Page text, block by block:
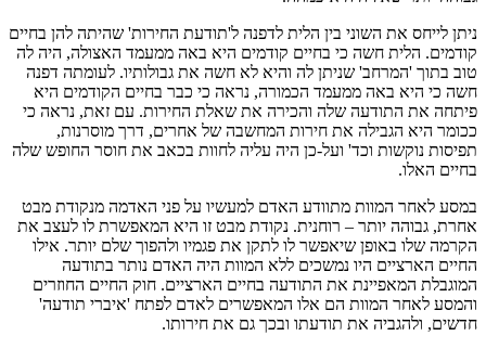
ניתן לייחס את השוני בין הלית לדפנה ל'תודעת החירות' שהיתה להן בחיים
קודמים. הלית חשה כי בחיים קודמים היא באה ממעמד האצולה, היה לה
טוב בתוך 'המרחב' שניתן לה והיא לא חשה את גבולותיו. לעומתה דפנה
חשה כי היא באה ממעמד הכמורה, נראה כי כבר בחיים הקודמים היא
פיתחה את התודעה שלה והכירה את שאלת החירות. עם זאת, נראה כי
ככומר היא הגבילה את חירות המחשבה של אחרים, דרך מוסרנות,
תפיסות נוקשות וכד' ועל-כן היה עליה לחוות בכאב את חוסר החופש שלה
בחיים האלו.
במסע לאחר המוות מתוודע האדם למעשיו על פני האדמה מנקודת מבט
אחרת, גבוהה יותר – רוחנית. נקודת מבט זו היא המאפשרת לו לעצב את
הקרמה שלו באופן שיאפשר לו לתקן את פגמיו ולהפוך שלם יותר. אילו
החיים הארציים היו נמשכים ללא המוות היה האדם נותר בתודעה
המוגבלת המאפיינת את התודעה בחיים הארציים. חוק החיים החוזרים
והמסע לאחר המוות הם אלו המאפשרים לאדם לפתח 'איברי תודעה'
חדשים, ולהגביה את תודעתו ובכך גם את חירותו.